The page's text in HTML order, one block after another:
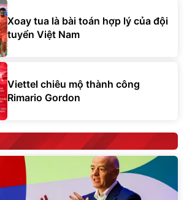
Xoay tua là bài toán hợp lý của đội
tuyển Việt Nam
Viettel chiêu mộ thành công
Rimario Gordon